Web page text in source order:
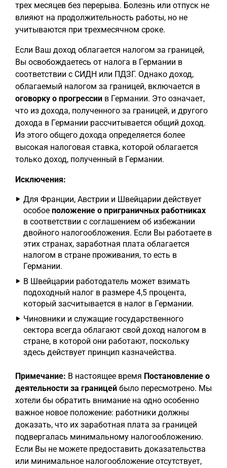
трех месяцев без перерыва. Болезнь или отпуск не
влияют на продолжительность работы, но не
учитываются при трехмесячном сроке.
Если Ваш доход облагается налогом за границей,
Вы освобождаетесь от налога в Германии в
соответствии с СИДН или ПДЗГ. Однако доход,
облагаемый налогом за границей, включается в
оговорку о прогрессии в Германии. Это означает,
что из дохода, полученного за границей, и другого
дохода в Германии рассчитывается общий доход.
Из этого общего дохода определяется более
высокая налоговая ставка, которой облагается
только доход, полученный в Германии.
Исключения:
Для Франции, Австрии и Швейцарии действует
особое положение о приграничных работниках
в соответствии с соглашением об избежании
двойного налогообложения. Если Вы работаете в
этих странах, заработная плата облагается
налогом в стране проживания, то есть в
Германии.
В Швейцарии работодатель может взимать
подоходный налог в размере 4,5 процента,
который засчитывается в налог в Германии.
Чиновники и служащие государственного
сектора всегда облагают свой доход налогом в
стране, в которой они работают, поскольку
здесь действует принцип казначейства.
Примечание: В настоящее время Постановление о
деятельности за границей было пересмотрено. Мы
хотели бы обратить внимание на одно особенно
важное новое положение: работники должны
доказать, что их заработная плата за границей
подвергалась минимальному налогообложению.
Если Вы не можете предоставить доказательства
или минимальное налогообложение отсутствует,